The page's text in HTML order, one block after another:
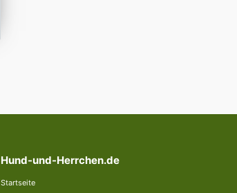
Hund-und-Herrchen.de
Startseite